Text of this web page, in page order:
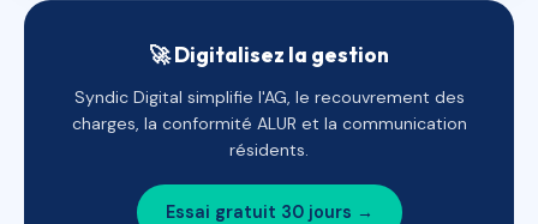
🚀 Digitalisez la gestion
Syndic Digital simplifie l'AG, le recouvrement des
charges, la conformité ALUR et la communication
résidents.
Essai gratuit 30 jours →